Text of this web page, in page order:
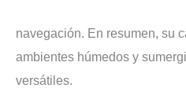
navegación. En resumen, su
ambientes húmedos y
versátiles.